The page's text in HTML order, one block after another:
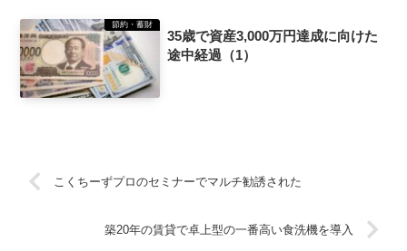
節約・蓄財
35歳で資産3,000万円達成に向けた
途中経過（1）
こくちーずプロのセミナーでマルチ勧誘された
築20年の賃貸で卓上型の一番高い食洗機を導入